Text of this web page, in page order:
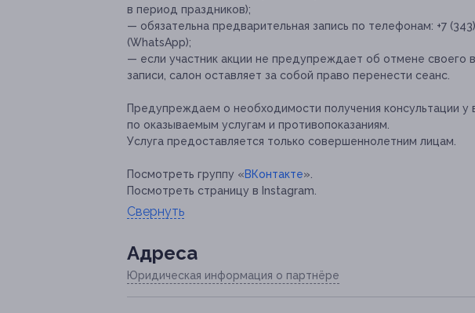
в период праздников);
— обязательна предварительная запись по телефонам: +7
(WhatsApp);
— если участник акции не предупреждает об отмене своего
записи, салон оставляет за собой право перенести сеанс.
Предупреждаем о необходимости получения консультации у
по оказываемым услугам и противопоказаниям.
Услуга предоставляется только совершеннолетним лицам.
Посмотреть группу «ВКонтакте».
Посмотреть страницу в Instagram.
Свернуть
Адресa
Юридическая информация о партнёре